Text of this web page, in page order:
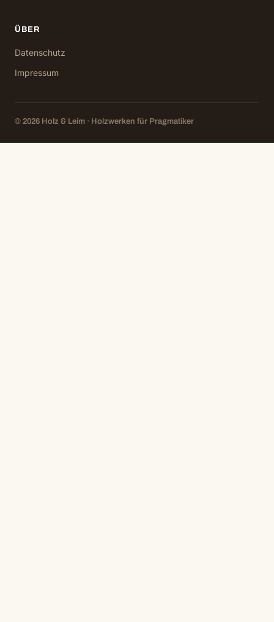
ÜBER
Datenschutz
Impressum
© 2026 Holz & Leim · Holzwerken für Pragmatiker